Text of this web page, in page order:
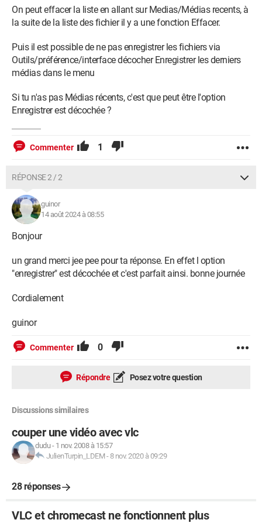
On peut effacer la liste en allant sur Medias/Médias recents, à
la suite de la liste des fichier il y a une fonction Effacer.
Puis il est possible de ne pas enregistrer les fichiers via
Outils/préférence/interface décocher Enregistrer les derniers
médias dans le menu
Si tu n'as pas Médias récents, c'est que peut être l'option
Enregistrer est décochée ?
Commenter 1
RÉPONSE 2 / 2
guinor
14 août 2024 à 08:55
Bonjour
un grand merci jee pee pour ta réponse. En effet l option
"enregistrer" est décochée et c'est parfait ainsi. bonne journée
Cordialement
guinor
Commenter 0
Répondre Posez votre question
Discussions similaires
couper une vidéo avec vlc
dudu- 1 nov. 2008 à 15:57
JulienTurpin_LDEM- 8 nov. 2020 à 09:29
28 réponses
VLC et chromecast ne fonctionnent plus